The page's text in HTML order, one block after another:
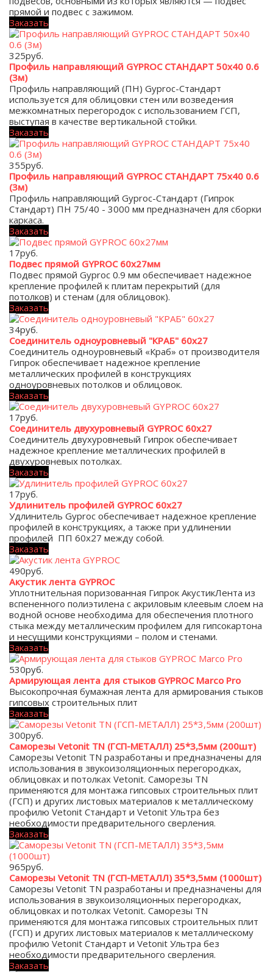
прямой и подвес с зажимом.
Заказать
325руб.
Профиль направляющий GYPROC СТАНДАРТ 50х40 0.6
(3м)
Профиль направляющий (ПН) Gyproc-Стандарт
используется для облицовки стен или возведения
межкомнатных перегородок с использованием ГСП,
выступая в качестве вертикальной стойки.
Заказать
355руб.
Профиль направляющий GYPROC СТАНДАРТ 75х40 0.6
(3м)
Профиль направляющий Gyproc-Стандарт (Гипрок
Стандарт) ПН 75/40 - 3000 мм предназначен для сборки
каркаса.
Заказать
17руб.
Подвес прямой GYPROC 60х27мм
Подвес прямой Gyproc 0.9 мм обеспечивает надежное
крепление профилей к плитам перекрытий (для
потолков) и стенам (для облицовок).
Заказать
34руб.
Соединитель одноуровневый "КРАБ" 60х27
Соединитель одноуровневый «Краб» от производителя
Гипрок обеспечивает надежное крепление
металлических профилей в конструкциях
одноуровневых потолков и облицовок.
Заказать
17руб.
Соединитель двухуровневый GYPROC 60х27
Соединитель двухуровневый Гипрок обеспечивает
надежное крепление металлических профилей в
двухуровневых потолках.
Заказать
17руб.
Удлинитель профилей GYPROC 60х27
Удлинитель Gyproc обеспечивает надежное крепление
профилей в конструкциях, а также при удлинении
профилей ПП 60х27 между собой.
Заказать
490руб.
Акустик лента GYPROC
Уплотнительная поризованная Гипрок АкустикЛента из
вспененного полиэтилена с акриловым клеевым слоем на
водной основе необходима для обеспечения плотного
стыка между металлическим профилем для гипсокартона
и несущими конструкциями – полом и стенами.
Заказать
530руб.
Армирующая лента для стыков GYPROC Marco Pro
Высокопрочная бумажная лента для армирования стыков
гипсовых строительных плит
Заказать
300руб.
Саморезы Vetonit TN (ГСП-МЕТАЛЛ) 25*3,5мм (200шт)
Саморезы Vetonit TN разработаны и предназначены для
использования в звукоизоляционных перегородках,
облицовках и потолках Vetonit. Саморезы TN
применяются для монтажа гипсовых строительных плит
(ГСП) и других листовых материалов к металлическому
профилю Vetonit Стандарт и Vetonit Ультра без
необходимости предварительного сверления.
Заказать
965руб.
Саморезы Vetonit TN (ГСП-МЕТАЛЛ) 35*3,5мм (1000шт)
Саморезы Vetonit TN разработаны и предназначены для
использования в звукоизоляционных перегородках,
облицовках и потолках Vetonit. Саморезы TN
применяются для монтажа гипсовых строительных плит
(ГСП) и других листовых материалов к металлическому
профилю Vetonit Стандарт и Vetonit Ультра без
необходимости предварительного сверления.
Заказать